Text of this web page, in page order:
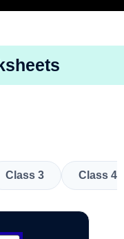
Class 3 Class 4